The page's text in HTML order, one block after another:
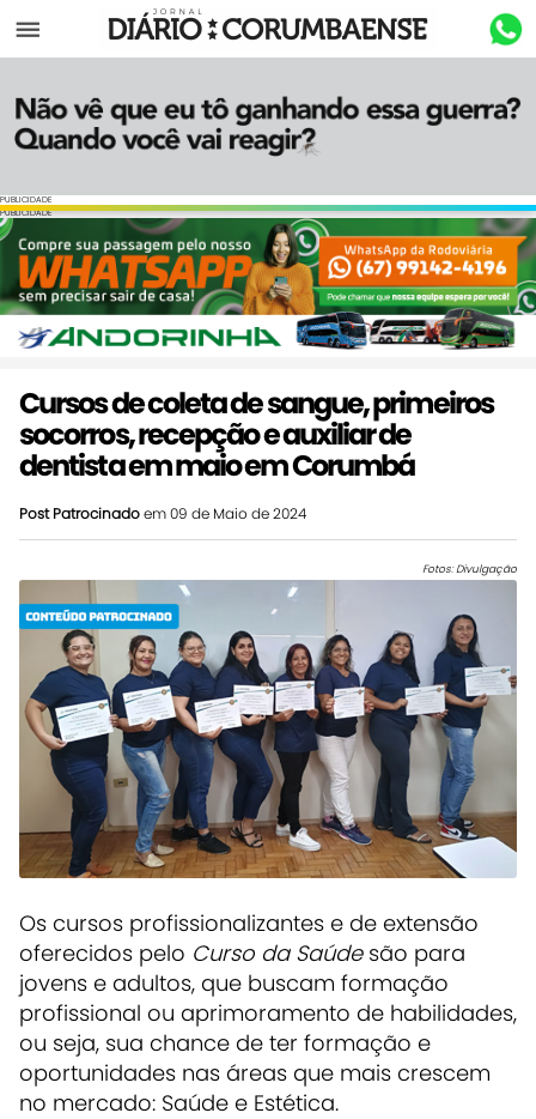
Menu
PUBLICIDADE
PUBLICIDADE
Cursos de coleta de sangue, primeiros
socorros, recepção e auxiliar de
dentista em maio em Corumbá
Post Patrocinadoem 09 de Maio de 2024
Fotos: Divulgação
Os cursos profissionalizantes e de extensão
oferecidos pelo Curso da Saúdesão para
jovens e adultos, que buscam formação
profissional ou aprimoramento de habilidades,
ou seja, sua chance de ter formação e
oportunidades nas áreas que mais crescem
no mercado: Saúde e Estética.